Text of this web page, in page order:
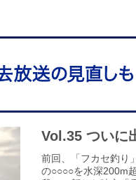
Vol.35 ついに
前回、「フカセ釣り
の○○○○を水深200m